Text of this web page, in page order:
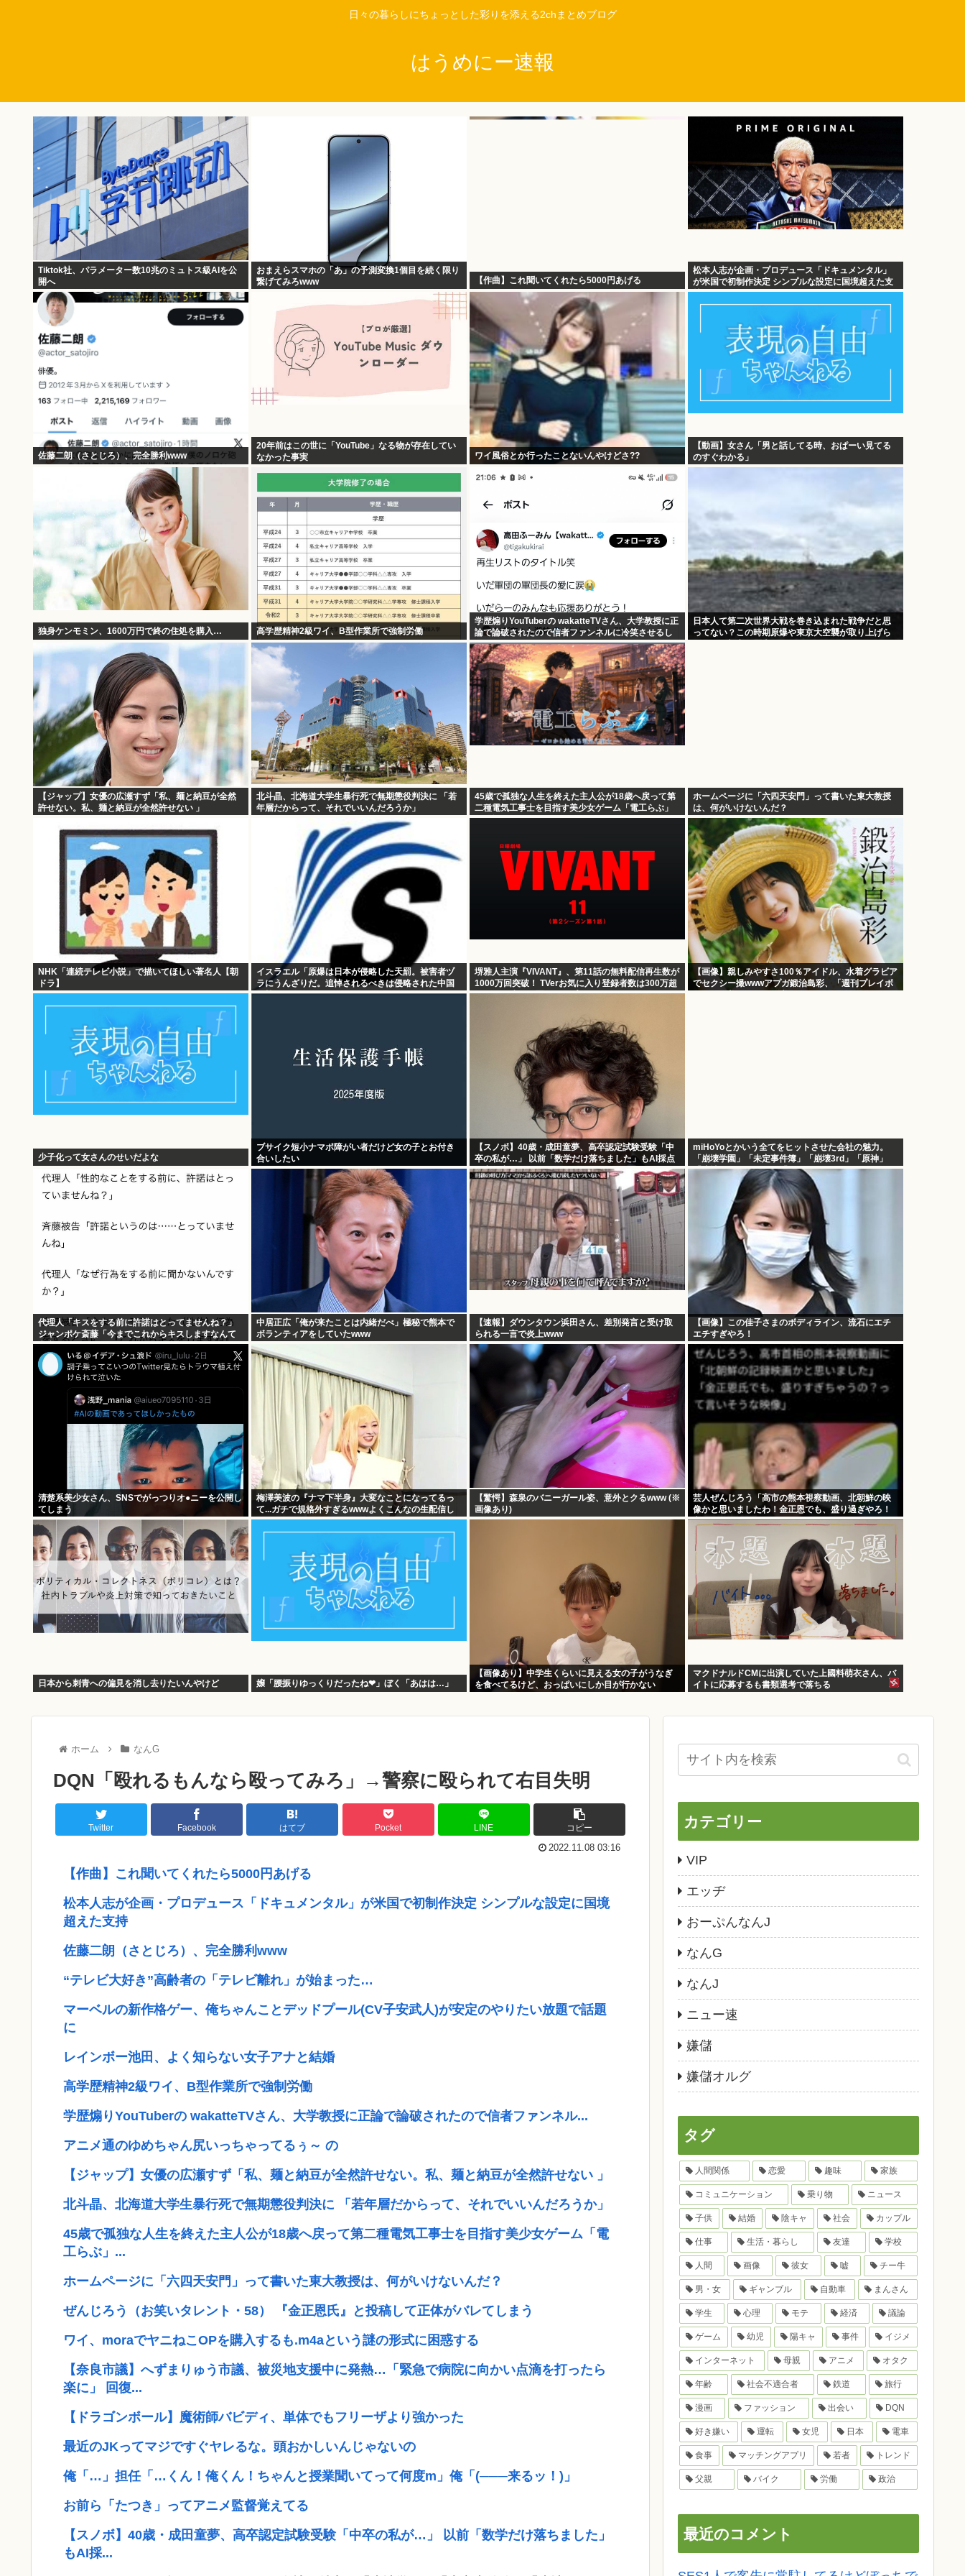
日々の暮らしにちょっとした彩りを添える2chまとめブログ
はうめにー速報
Tiktok社、パラメーター数10兆のミュトス級AIを公
開へ
おまえらスマホの「あ」の予測変換1個目を続く限り
繋げてみろwww
【作曲】これ聞いてくれたら5000円あげる
松本人志が企画・プロデュース「ドキュメンタル」
が米国で初制作決定 シンプルな設定に国境超えた支
持
佐藤二朗（さとじろ）、完全勝利www
20年前はこの世に「YouTube」なる物が存在してい
なかった事実
ワイ風俗とか行ったことないんやけどさ??
【動画】女さん「男と話してる時、おぱーい見てる
のすぐわかる」
独身ケンモミン、1600万円で終の住処を購入… 高学歴精神2級ワイ、B型作業所で強制労働
学歴煽りYouTuberの wakatteTVさん、大学教授に正
論で論破されたので信者ファンネルに冷笑させるし
かなす術がなくなる
日本人て第二次世界大戦を巻き込まれた戦争だと思
ってない？この時期原爆や東京大空襲が取り上げら
【ジャップ】女優の広瀬すず「私、麺と納豆が全然
許せない。私、麺と納豆が全然許せない 」
北斗晶、北海道大学生暴行死で無期懲役判決に 「若
年層だからって、それでいいんだろうか」
45歳で孤独な人生を終えた主人公が18歳へ戻って第
二種電気工事士を目指す美少女ゲーム「電工らぶ」
が登場
ホームページに「六四天安門」って書いた東大教授
は、何がいけないんだ？
NHK「連続テレビ小説」で描いてほしい著名人【朝
ドラ】
イスラエル「原爆は日本が侵略した天罰。被害者ヅ
ラにうんざりだ。追悼されるべきは侵略された中国
や韓国の人々。
堺雅人主演『VIVANT』、第11話の無料配信再生数が
1000万回突破！ TVerお気に入り登録者数は300万超
えでTBS連ドラ歴代トップ
【画像】親しみやすさ100％アイドル、水着グラビア
でセクシー撮wwwアプガ鍛治島彩、「週刊プレイボ
少子化って女さんのせいだよな
ブサイク短小ナマポ障がい者だけど女の子とお付き
合いしたい
【スノボ】40歳・成田童夢、高卒認定試験受験「中
卒の私が…」 以前「数学だけ落ちました」もAI採点
で高得点
miHoYoとかいう全てをヒットさせた会社の魅力。
「崩壊学園」「未定事件簿」「崩壊3rd」「原神」
「崩壊スターレイル」「ゼンゼロ」
代理人「キスをする前に許諾はとってませんね？」
ジャンポケ斎藤「今までこれからキスしますなんて
宣言することなかったので」
中居正広「俺が来たことは内緒だべ」極秘で熊本で
ボランティアをしていたwww
【速報】ダウンタウン浜田さん、差別発言と受け取
られる一言で炎上www
【画像】この佳子さまのボディライン、流石にエチ
エチすぎやろ！
清楚系美少女さん、SNSでがっつりオ●ニーを公開し
てしまう
梅澤美波の『ナマ下半身』大変なことになってるっ
て...ガチで規格外すぎるwwwよくこんなの生配信し
たよなwww
【驚愕】森泉のバニーガール姿、意外とクるwww (※
画像あり)
芸人ぜんじろう「高市の熊本視察動画、北朝鮮の映
像かと思いましたわ！金正恩でも、盛り過ぎやろ！
言いますよ！？」
日本から刺青への偏見を消し去りたいんやけど 嬢「腰振りゆっくりだったね❤」ぼく「あはは…」
【画像あり】中学生くらいに見える女の子がうなぎ
を食べてるけど、おっぱいにしか目が行かない
マクドナルドCMに出演していた上國料萌衣さん、バ
イトに応募するも書類選考で落ちる
ホーム なんG
DQN「殴れるもんなら殴ってみろ」→警察に殴られて右目失明
Twitter Facebook はてブ Pocket LINE コピー
2022.11.08 03:16
【作曲】これ聞いてくれたら5000円あげる
松本人志が企画・プロデュース「ドキュメンタル」が米国で初制作決定 シンプルな設定に国境
超えた支持
佐藤二朗（さとじろ）、完全勝利www
“テレビ大好き”高齢者の「テレビ離れ」が始まった…
マーベルの新作格ゲー、俺ちゃんことデッドプール(CV子安武人)が安定のやりたい放題で話題
に
レインボー池田、よく知らない女子アナと結婚
高学歴精神2級ワイ、B型作業所で強制労働
学歴煽りYouTuberの wakatteTVさん、大学教授に正論で論破されたので信者ファンネル...
アニメ通のゆめちゃん尻いっちゃってるぅ～ の
【ジャップ】女優の広瀬すず「私、麺と納豆が全然許せない。私、麺と納豆が全然許せない 」
北斗晶、北海道大学生暴行死で無期懲役判決に 「若年層だからって、それでいいんだろうか」
45歳で孤独な人生を終えた主人公が18歳へ戻って第二種電気工事士を目指す美少女ゲーム「電
工らぶ」...
ホームページに「六四天安門」って書いた東大教授は、何がいけないんだ？
ぜんじろう（お笑いタレント・58） 『金正恩氏』と投稿して正体がバレてしまう
ワイ、moraでヤニねこOPを購入するも.m4aという謎の形式に困惑する
【奈良市議】へずまりゅう市議、被災地支援中に発熱…「緊急で病院に向かい点滴を打ったら
楽に」 回復...
【ドラゴンボール】魔術師バビディ、単体でもフリーザより強かった
最近のJKってマジですぐヤレるな。頭おかしいんじゃないの
俺「…」担任「…くん！俺くん！ちゃんと授業聞いてって何度m」俺「(───来るッ！)」
お前ら「たつき」ってアニメ監督覚えてる
【スノボ】40歳・成田童夢、高卒認定試験受験「中卒の私が…」 以前「数学だけ落ちました」
もAI採...
カテゴリー
VIP
エッヂ
おーぷんなんJ
なんG
なんJ
ニュー速
嫌儲
嫌儲オルグ
タグ
人間関係 恋愛 趣味 家族
コミュニケーション 乗り物 ニュース
子供 結婚 陰キャ 社会 カップル
仕事 生活・暮らし 友達 学校
人間 画像 彼女 嘘 チー牛
男・女 ギャンブル 自動車 まんさん
学生 心理 モテ 経済 議論
ゲーム 幼児 陽キャ 事件 イジメ
インターネット 母親 アニメ オタク
年齢 社会不適合者 鉄道 旅行
漫画 ファッション 出会い DQN
好き嫌い 運転 女児 日本 電車
食事 マッチングアプリ 若者 トレンド
父親 バイク 労働 政治
最近のコメント